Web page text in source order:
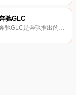
驰GLC
奔驰GLC是奔驰推出的首款全新跨界车型，2015款发布。奔驰GLC实质上可以看做是GLK的轿跑版。